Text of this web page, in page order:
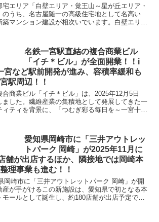
エリア「白壁エリア・覚王山～星が丘エリア・
のうち、名古屋随一の高級住宅地として名高い
築マンション建設が相次いでいます。白壁エリア
名鉄一宮駅直結の複合商業ビル
「イチ＊ビル」が全面開業！！i
宮など駅前開発が進み、容積率緩和も
駅周辺！！
商業ビル「イチ＊ビル」は、2025年12月5日
ました。繊維産業の集積地として発展してきた一
ティを背景に、「つむぎ彩る毎日を～一宮十色
愛知県岡崎市に「三井アウトレッ
トパーク 岡崎」が2025年11月に
舗が出店するほか、隣接地では岡崎本
理事業も進む！！
岡崎市に「三井アウトレットパーク 岡崎」が開
産が手がけるこの新施設は、愛知県で初となる本
モールとして誕生し、約180店舗が出店予定で